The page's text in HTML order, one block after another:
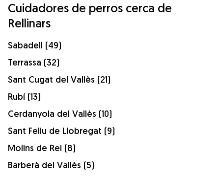
Cuidadores de perros cerca de
Rellinars
Sabadell (49)
Terrassa (32)
Sant Cugat del Vallès (21)
Rubí (13)
Cerdanyola del Vallès (10)
Sant Feliu de Llobregat (9)
Molins de Rei (8)
Barberà del Vallès (5)